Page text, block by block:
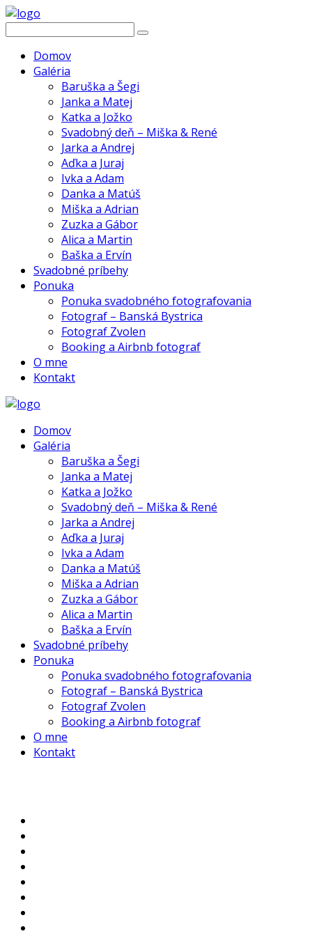
Domov
Galéria
Baruška a Šegi
Janka a Matej
Katka a Jožko
Svadobný deň – Miška & René
Jarka a Andrej
Aďka a Juraj
Ivka a Adam
Danka a Matúš
Miška a Adrian
Zuzka a Gábor
Alica a Martin
Baška a Ervín
Svadobné príbehy
Ponuka
Ponuka svadobného fotografovania
Fotograf – Banská Bystrica
Fotograf Zvolen
Booking a Airbnb fotograf
O mne
Kontakt
Domov
Galéria
Baruška a Šegi
Janka a Matej
Katka a Jožko
Svadobný deň – Miška & René
Jarka a Andrej
Aďka a Juraj
Ivka a Adam
Danka a Matúš
Miška a Adrian
Zuzka a Gábor
Alica a Martin
Baška a Ervín
Svadobné príbehy
Ponuka
Ponuka svadobného fotografovania
Fotograf – Banská Bystrica
Fotograf Zvolen
Booking a Airbnb fotograf
O mne
Kontakt